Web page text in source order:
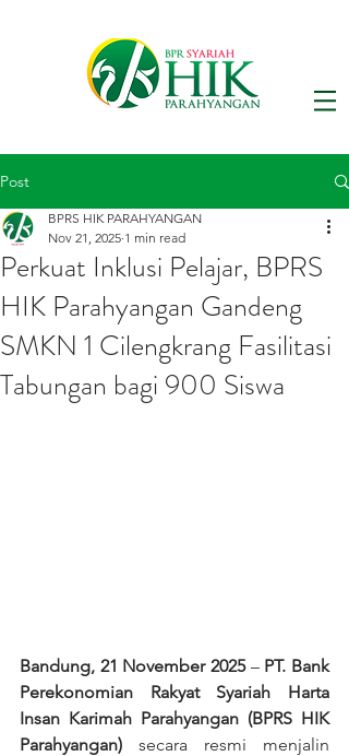
Post
Perkuat Inklusi Pelajar, BPRS
HIK Parahyangan Gandeng
SMKN 1 Cilengkrang Fasilitasi
Tabungan bagi 900 Siswa
BPRS HIK PARAHYANGAN
Nov 21, 2025 1 min read
Bandung, 21 November 2025 – PT. Bank
Perekonomian Rakyat Syariah Harta
Insan Karimah Parahyangan (BPRS HIK
Parahyangan) secara resmi menjalin